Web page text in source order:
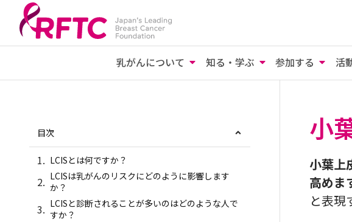
乳がんについて 知る・学ぶ 参加する 活
目次
LCISとは何ですか？
LCISは乳がんのリスクにどのように影響します
か？
LCISと診断されることが多いのはどのような人で
すか？
小
小葉上
高めま
と表現